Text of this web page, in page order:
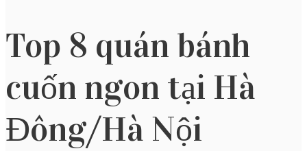
Top 8 quán bánh
cuốn ngon tại Hà
Đông/Hà Nội